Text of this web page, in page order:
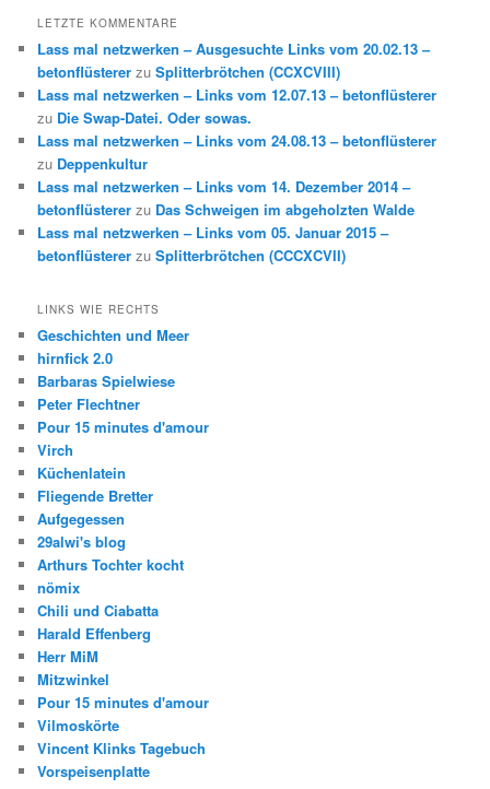
LETZTE KOMMENTARE
Lass mal netzwerken – Ausgesuchte Links vom 20.02.13 –
betonflüsterer zuSplitterbrötchen (CCXCVIII)
Lass mal netzwerken – Links vom 12.07.13 – betonflüsterer
zu Die Swap-Datei. Oder sowas.
Lass mal netzwerken – Links vom 24.08.13 – betonflüsterer
zu Deppenkultur
Lass mal netzwerken – Links vom 14. Dezember 2014 –
betonflüsterer zu Das Schweigen im abgeholzten Walde
Lass mal netzwerken – Links vom 05. Januar 2015 –
betonflüsterer zuSplitterbrötchen (CCCXCVII)
LINKS WIE RECHTS
Geschichten und Meer
hirnfick 2.0
Barbaras Spielwiese
Peter Flechtner
Pour 15 minutes d'amour
Virch
Küchenlatein
Fliegende Bretter
Aufgegessen
29alwi's blog
Arthurs Tochter kocht
nömix
Chili und Ciabatta
Harald Effenberg
Herr MiM
Mitzwinkel
Pour 15 minutes d'amour
Vilmoskörte
Vincent Klinks Tagebuch
Vorspeisenplatte